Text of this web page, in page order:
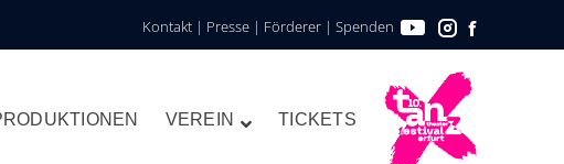
Kontakt | Presse | Förderer |Spenden
VEREIN TICKETS